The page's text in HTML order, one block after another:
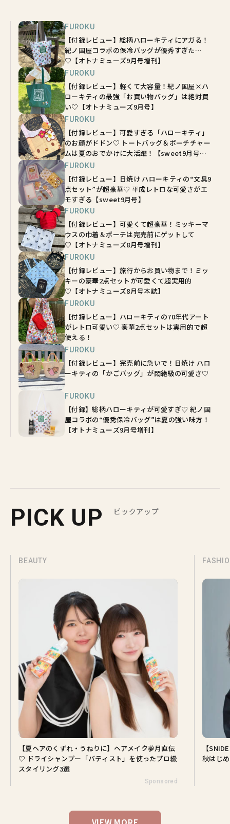
FUROKU
【付録レビュー】総柄ハローキティにアガる！
紀ノ国屋コラボの保冷バッグが優秀すぎた…
♡【オトナミューズ9月号増刊】
FUROKU
【付録レビュー】軽くて大容量！紀ノ国屋×ハ
ローキティの最強「お買い物バッグ」は絶対買
い♡【オトナミューズ9月号】
FUROKU
【付録レビュー】可愛すぎる「ハローキティ」
のお顔がドドン♡ トートバッグ＆ポーチチャー
ムは夏のおでかけに大活躍！【sweet9月号増
刊】
FUROKU
【付録レビュー】日焼け ハローキティの“文具9
点セット”が超豪華♡ 平成レトロな可愛さがエ
モすぎる【sweet9月号】
FUROKU
【付録レビュー】可愛くて超豪華！ミッキーマ
ウスの巾着＆ポーチは完売前にゲットして
♡【オトナミューズ8月号増刊】
FUROKU
【付録レビュー】旅行からお買い物まで！ミッ
キーの豪華2点セットが可愛くて超実用的
♡【オトナミューズ8月号本誌】
FUROKU
【付録レビュー】ハローキティの70年代アート
がレトロ可愛い♡ 豪華2点セットは実用的で超
使える！
FUROKU
【付録レビュー】完売前に急いで！日焼け ハロ
ーキティの「かごバッグ」が悶絶級の可愛さ♡
FUROKU
【付録】総柄ハローキティが可愛すぎ♡ 紀ノ国
屋コラボの“優秀保冷バッグ”は夏の強い味方！
【オトナミューズ9月号増刊】
PICK UP ピックアップ
BEAUTY
【夏ヘアのくずれ・うねりに】ヘアメイク夢月直伝
♡ ドライシャンプー「バティスト」を使ったプロ級
スタイリング3選
Sponsored
【
秋はじ